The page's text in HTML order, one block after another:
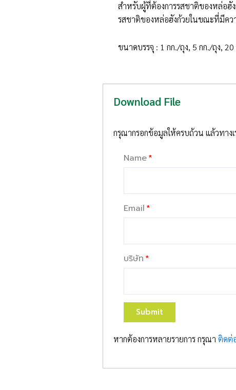
สำหรับผู้ที่ต้องการรสชาติของหล่อฮั
รสชาติของหล่อฮังก้วยในขณะที่มีค
ขนาดบรรจุ : 1 กก./ถุง, 5 กก./ถุง, 20
Download File
กรุณากรอกข้อมูลให้ครบถ้วน แล้วทางเ
Name
Email
บริษัท
Submit
หากต้องการหลายรายการ กรุณา ติดต่